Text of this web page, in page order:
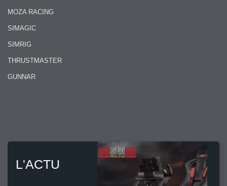
MOZA RACING
SIMAGIC
SIMRIG
THRUSTMASTER
GUNNAR
L'ACTU